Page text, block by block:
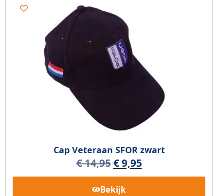
Cap Veteraan SFOR zwart
€14,95€9,95
Bekijk